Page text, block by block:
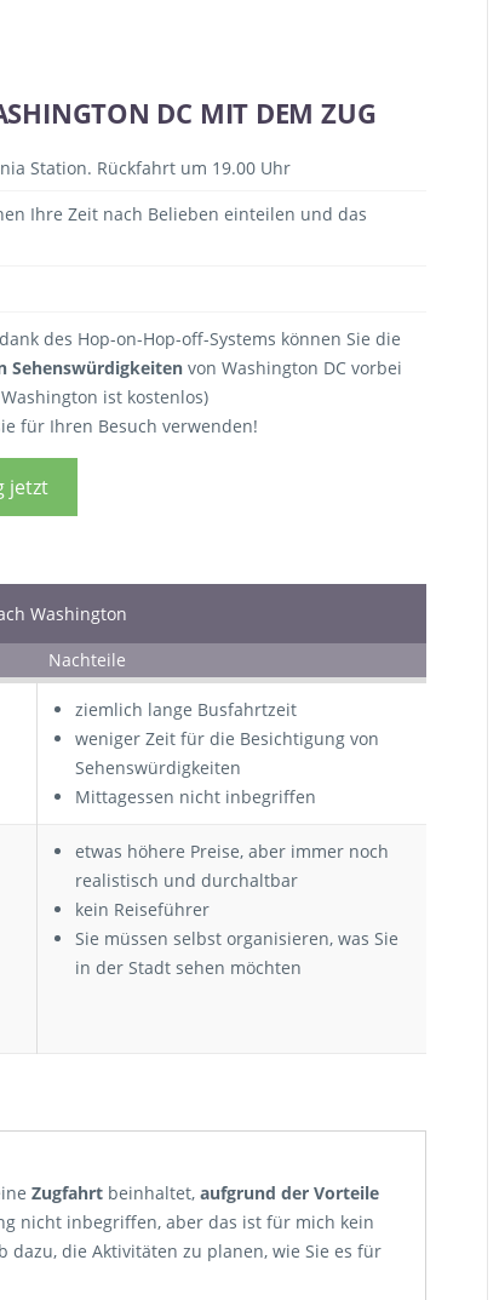
DC MIT DEM ZUG
Station. Rückfahrt um 19.00 Uhr
Ihre Zeit nach Belieben einteilen und das
des Hop-on-Hop-off-Systems können Sie die
Sehenswürdigkeiten von Washington DC vorbei
ist kostenlos)
für Ihren Besuch verwenden!
jetzt
Washington
Nachteile
ziemlich lange Busfahrtzeit
weniger Zeit für die Besichtigung von
Sehenswürdigkeiten
Mittagessen nicht inbegriffen
etwas höhere Preise, aber immer noch
realistisch und durchaltbar
kein Reiseführer
Sie müssen selbst organisieren, was Sie
in der Stadt sehen möchten
Zugfahrt beinhaltet,aufgrund der Vorteile
nicht inbegriffen, aber das ist für mich kein
die Aktivitäten zu planen, wie Sie es für